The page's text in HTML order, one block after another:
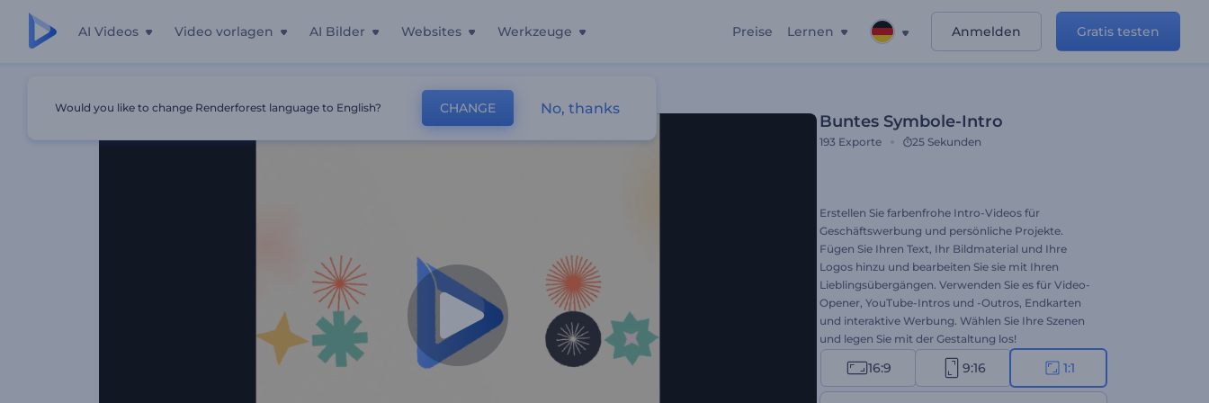
AI Videos Video vorlagen AI Bilder Websites Werkzeuge Preise Lernen Anmelden Gratis testen
Buntes Symbole-Intro
193 Exporte 25 Sekunden
Erstellen Sie farbenfrohe Intro-Videos für
Geschäftswerbung und persönliche Projekte.
Fügen Sie Ihren Text, Ihr Bildmaterial und Ihre
Logos hinzu und bearbeiten Sie sie mit Ihren
Lieblingsübergängen. Verwenden Sie es für Video-
Opener, YouTube-Intros und -Outros, Endkarten
und interaktive Werbung. Wählen Sie Ihre Szenen
und legen Sie mit der Gestaltung los!
16:9 9:16 1:1
Would you like to change Renderforest language to English? CHANGE No, thanks